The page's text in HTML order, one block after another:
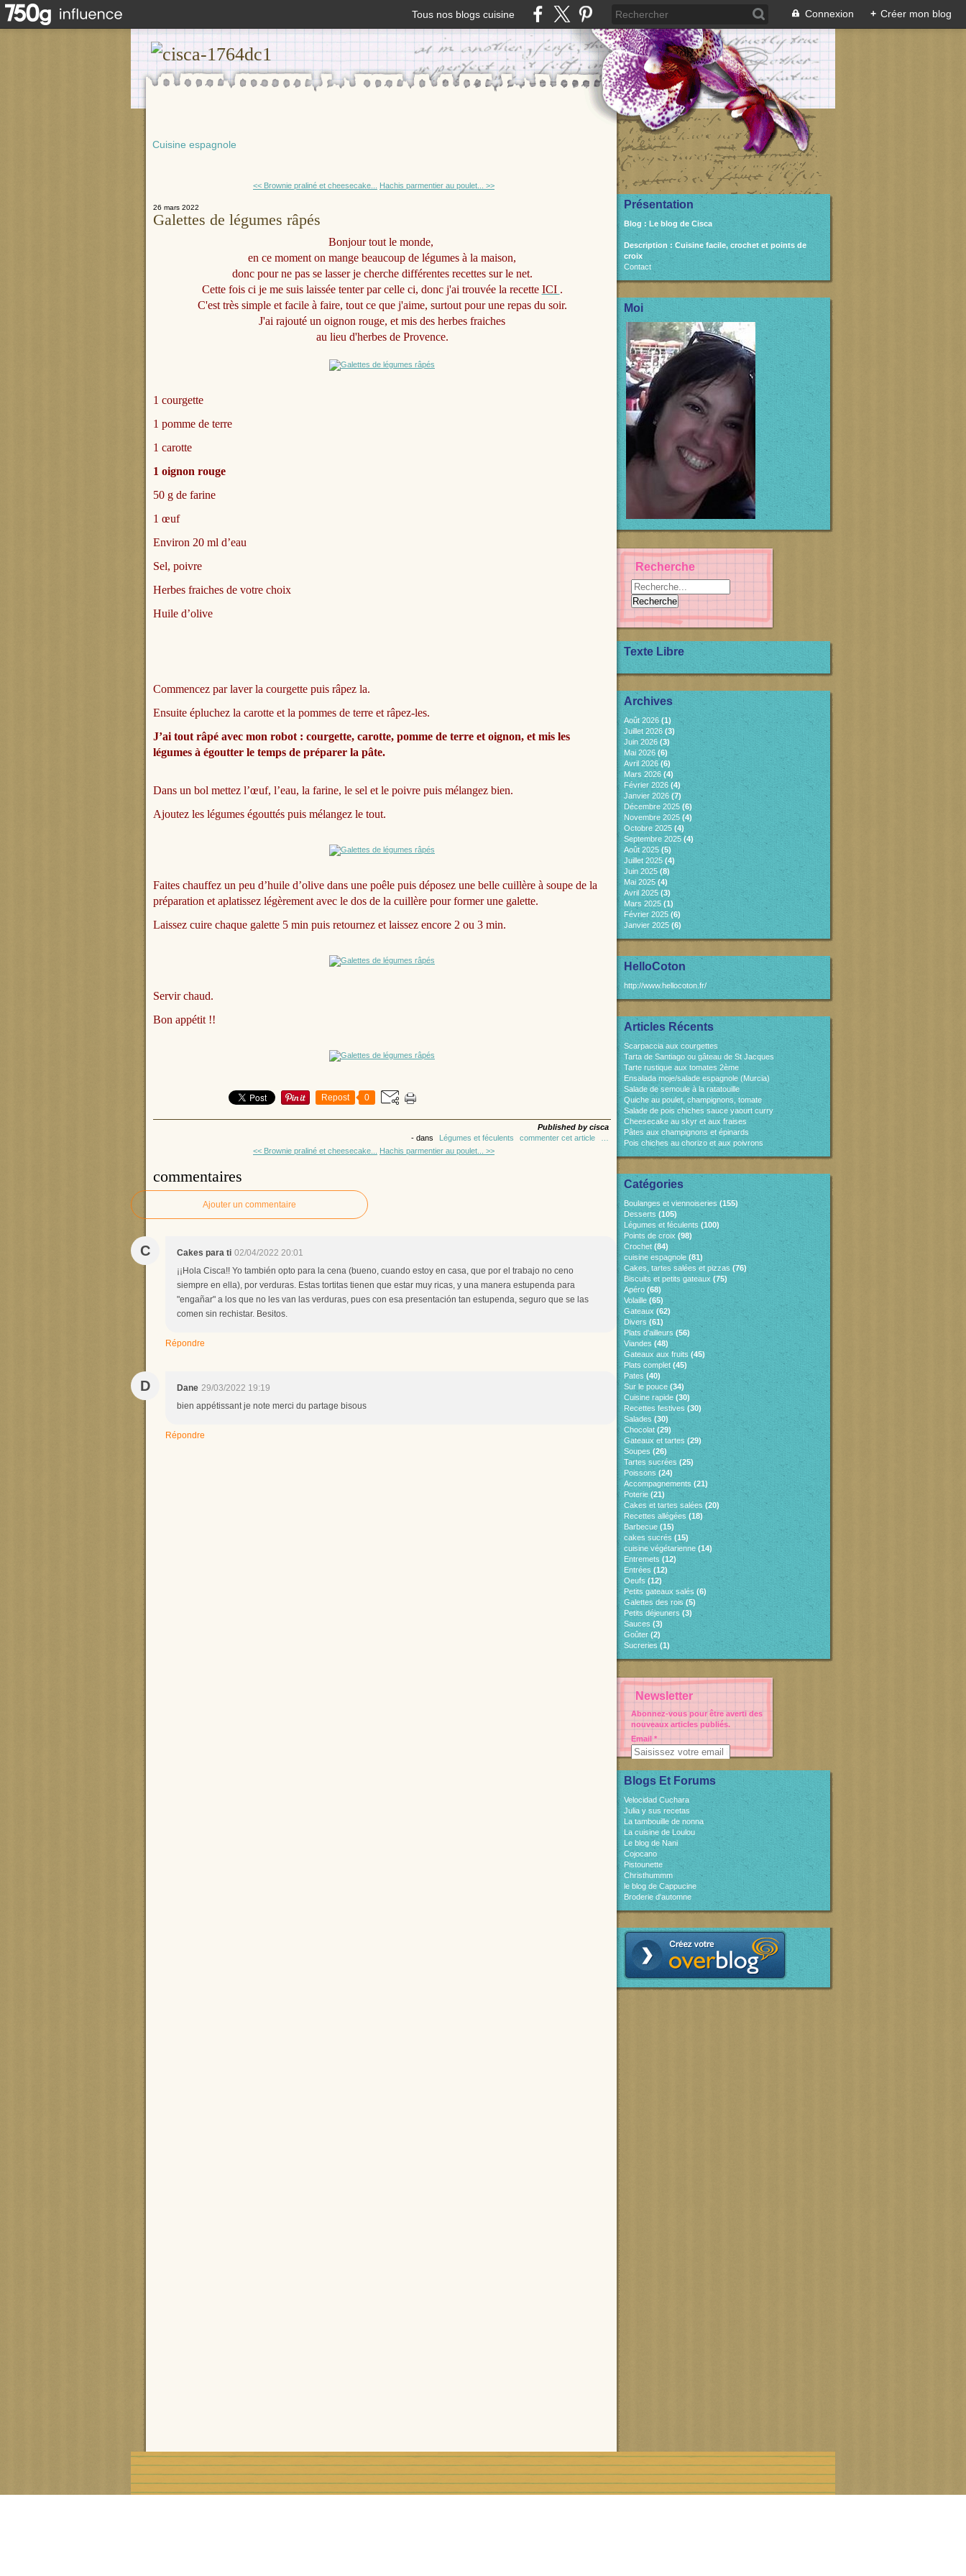
Tous nos blogs cuisine Connexion + Créer mon blog
Cuisine espagnole
<< Brownie praliné et cheesecake... Hachis parmentier au poulet... >>
26 mars 2022
Galettes de légumes râpés
Bonjour tout le monde,
en ce moment on mange beaucoup de légumes à la maison,
donc pour ne pas se lasser je cherche différentes recettes sur le net.
Cette fois ci je me suis laissée tenter par celle ci, donc j'ai trouvée la recette ICI .
C'est très simple et facile à faire, tout ce que j'aime, surtout pour une repas du soir.
J'ai rajouté un oignon rouge, et mis des herbes fraiches
au lieu d'herbes de Provence.
1 courgette
1 pomme de terre
1 carotte
1 oignon rouge
50 g de farine
1 œuf
Environ 20 ml d’eau
Sel, poivre
Herbes fraiches de votre choix
Huile d’olive
Commencez par laver la courgette puis râpez la.
Ensuite épluchez la carotte et la pommes de terre et râpez-les.
J’ai tout râpé avec mon robot : courgette, carotte, pomme de terre et oignon, et mis les
légumes à égoutter le temps de préparer la pâte.
Dans un bol mettez l’œuf, l’eau, la farine, le sel et le poivre puis mélangez bien.
Ajoutez les légumes égouttés puis mélangez le tout.
Faites chauffez un peu d’huile d’olive dans une poêle puis déposez une belle cuillère à soupe de la
préparation et aplatissez légèrement avec le dos de la cuillère pour former une galette.
Laissez cuire chaque galette 5 min puis retournez et laissez encore 2 ou 3 min.
Servir chaud.
Bon appétit !!
Repost 0
Published by cisca
- dans Légumes et féculents commenter cet article
<< Brownie praliné et cheesecake...
Hachis parmentier au poulet... >>
commentaires
Ajouter un commentaire
C Cakes para ti 02/04/2022 20:01
¡¡Hola Cisca!! Yo también opto para la cena (bueno, cuando estoy en casa, que por el trabajo no ceno
siempre en ella), por verduras. Estas tortitas tienen que estar muy ricas, y una manera estupenda para
"engañar" a los que no les van las verduras, pues con esa presentación tan estupenda, seguro que se las
comen sin rechistar. Besitos.
Répondre
D Dane 29/03/2022 19:19
bien appétissant je note merci du partage bisous
Répondre
Présentation
Blog : Le blog de Cisca
Description : Cuisine facile, crochet et points de
croix
Contact
Moi
Recherche
Texte Libre
Archives
Août 2026(1)
Juillet 2026 (3)
Juin 2026 (3)
Mai 2026 (6)
Avril 2026 (6)
Mars 2026 (4)
Février 2026(4)
Janvier 2026 (7)
Décembre 2025 (6)
Novembre 2025 (4)
Octobre 2025 (4)
Septembre 2025(4)
Août 2025 (5)
Juillet 2025 (4)
Juin 2025(8)
Mai 2025 (4)
Avril 2025 (3)
Mars 2025 (1)
Février 2025 (6)
Janvier 2025 (6)
HelloCoton
http://www.hellocoton.fr/
Articles Récents
Scarpaccia aux courgettes
Tarta de Santiago ou gâteau de St Jacques
Tarte rustique aux tomates 2ème
Ensalada moje/salade espagnole (Murcia)
Salade de semoule à la ratatouille
Quiche au poulet, champignons, tomate
Salade de pois chiches sauce yaourt curry
Cheesecake au skyr et aux fraises
Pâtes aux champignons et épinards
Pois chiches au chorizo et aux poivrons
Catégories
Boulanges et viennoiseries (155)
Desserts (105)
Légumes et féculents (100)
Points de croix (98)
Crochet(84)
cuisine espagnole (81)
Cakes, tartes salées et pizzas (76)
Biscuits et petits gateaux (75)
Apéro (68)
Volaille (65)
Gateaux (62)
Divers (61)
Plats d'ailleurs (56)
Viandes (48)
Gateaux aux fruits (45)
Plats complet(45)
Pates (40)
Sur le pouce (34)
Cuisine rapide (30)
Recettes festives (30)
Salades(30)
Chocolat (29)
Gateaux et tartes (29)
Soupes (26)
Tartes sucrées (25)
Poissons(24)
Accompagnements (21)
Poterie (21)
Cakes et tartes salées (20)
Recettes allégées (18)
Barbecue (15)
cakes sucrés (15)
cuisine végétarienne (14)
Entremets (12)
Entrées (12)
Oeufs (12)
Petits gateaux salés (6)
Galettes des rois (5)
Petits déjeuners (3)
Sauces (3)
Goûter(2)
Sucreries (1)
Newsletter
Abonnez-vous pour être averti des
nouveaux articles publiés.
Email
Blogs Et Forums
Velocidad Cuchara
Julia y sus recetas
La tambouille de nonna
La cuisine de Loulou
Le blog de Nani
Cojocano
Pistounette
Christhummm
le blog de Cappucine
Broderie d'automne